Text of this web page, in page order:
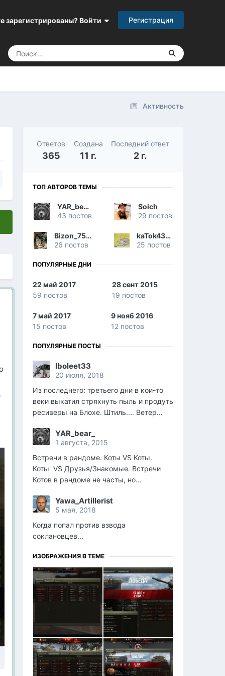
зарегистрированы? Войти Регистрация
Активность
Ответов
365
Создана
11 г.
Последний ответ
2 г.
ТОП АВТОРОВ ТЕМЫ
YAR_bear_
43 постов
Soich
29 постов
Bizon_751824
26 постов
kaTok43rus
25 постов
ПОПУЛЯРНЫЕ ДНИ
22 май 2017
59 постов
28 сент 2015
19 постов
7 май 2017
15 постов
9 нояб 2016
12 постов
ПОПУЛЯРНЫЕ ПОСТЫ
Iboleet33
20 июля, 2018
Из последнего: третьего дни в кои-то
веки выкатил стряхнуть пыль и продуть
ресиверы на Блохе. Штиль.... Ветер...
YAR_bear_
1 августа, 2015
Встречи в рандоме. Коты VS Коты.
Коты VS Друзья/Знакомые. Встречи
Котов в рандоме не часты, но...
Yawa_Artillerist
5 мая, 2018
Когда попал против взвода
соклановцев...
ИЗОБРАЖЕНИЯ В ТЕМЕ